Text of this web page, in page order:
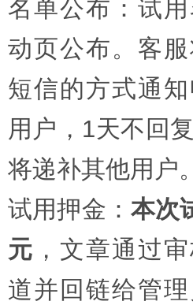
名单公布：试
动页公布。客
短信的方式通
用户，1天不回
将递补其他用户。
试用押金： 本次
元 ，文章通过
道并回链给管